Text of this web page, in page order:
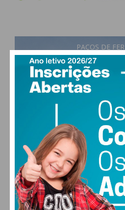
PAÇOS DE
24°
28°
SÁB
27
DOM